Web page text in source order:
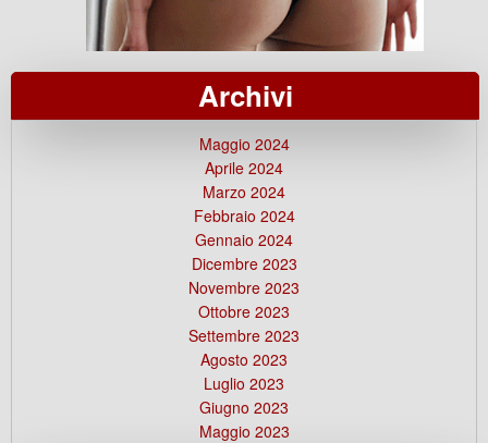
Archivi
Maggio 2024
Aprile 2024
Marzo 2024
Febbraio 2024
Gennaio 2024
Dicembre 2023
Novembre 2023
Ottobre 2023
Settembre 2023
Agosto 2023
Luglio 2023
Giugno 2023
Maggio 2023